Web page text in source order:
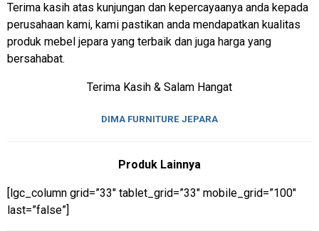
Terima kasih atas kunjungan dan kepercayaanya anda kepada
perusahaan kami, kami pastikan anda mendapatkan kualitas
produk mebel jepara yang terbaik dan juga harga yang
bersahabat.
Terima Kasih & Salam Hangat
DIMA FURNITURE JEPARA
Produk Lainnya
[lgc_column grid=”33″ tablet_grid=”33″ mobile_grid=”100″
last=”false”]